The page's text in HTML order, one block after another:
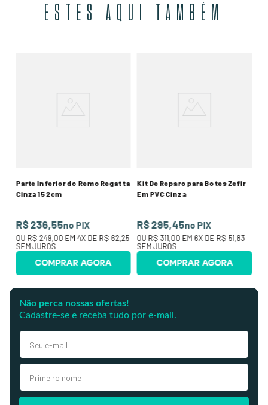
ESTES AQUI TAMBÉM
Parte Inferior do Remo Regatta
Cinza 152cm
R$ 236,55no PIX
OU R$ 249,00 EM 4X DE R$ 62,25
SEM JUROS
COMPRAR AGORA
Kit De Reparo para Botes Zefir
Em PVC Cinza
R$ 295,45no PIX
OU R$ 311,00 EM 6X DE R$ 51,83
SEM JUROS
COMPRAR AGORA
Não perca nossas ofertas!
Cadastre-se e receba tudo por e-mail.